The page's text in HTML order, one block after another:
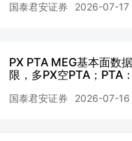
国泰君安证券 2026-07-17
PX PTA MEG基本面数
限，多PX空PTA；PTA
国泰君安证券 2026-07-16